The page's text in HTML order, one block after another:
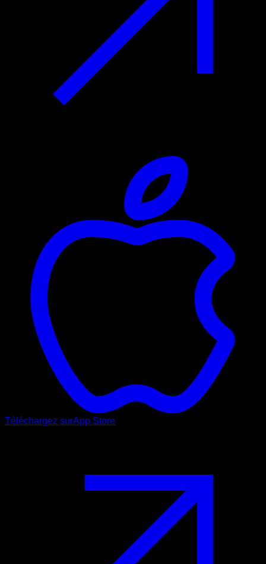
Téléchargez surApp Store